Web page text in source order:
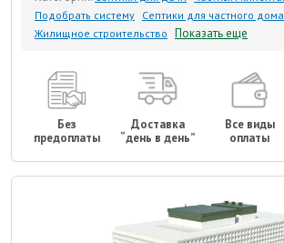
Подобрать систему Септики для частного дома
Жилищное строительство Показать еще
Без
предоплаты
Доставка
“день в день”
Все виды
оплаты